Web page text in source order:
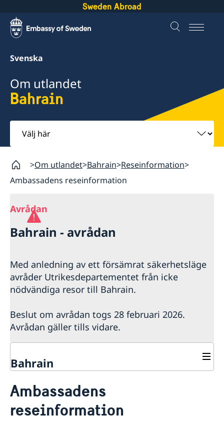
Sweden Abroad
Svenska
Om utlandet
Bahrain
Välj
här
Om utlandet Bahrain Reseinformation
Ambassadens reseinformation
Avrådan
Bahrain - avrådan
Med anledning av ett försämrat säkerhetsläge
avråder Utrikesdepartementet från icke
nödvändiga resor till Bahrain.
Beslut om avrådan togs 28 februari 2026.
Avrådan gäller tills vidare.
Bahrain
Hjälp till svenskar i Bahrain
Rösta i Bahrain
Pass i Bahrain
Reseinformation
Ambassadens
reseinformation